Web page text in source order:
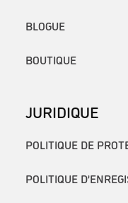
BLOGUE
BOUTIQUE
JURIDIQUE
POLITIQUE DE
POLITIQUE